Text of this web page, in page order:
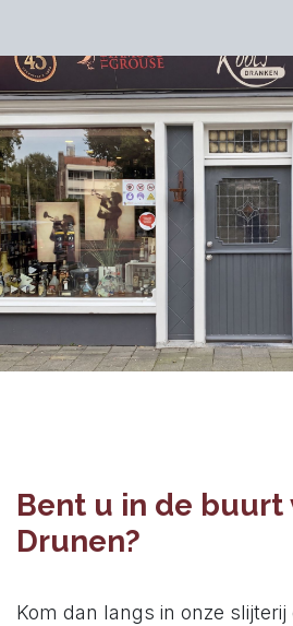
Bent u in de buurt
Drunen?
Kom dan langs in onze